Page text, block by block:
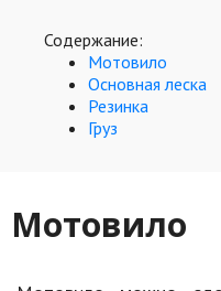
Красота и здоровье
Hi-Tech. Интернет
Авто, мото
Недвижимость
Содержание:
Мотовило
Основная леска
Резинка
Груз
Мотовило